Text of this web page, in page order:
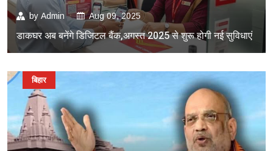
by Admin Aug 09, 2025
डाकघर अब बनेंगे डिजिटल बैंक,अगस्त 2025 से शुरू होगी नई सुविधाएं
बिहार